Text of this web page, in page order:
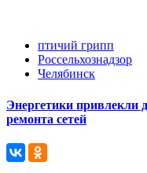
птичий грипп
Россельхознадзор
Челябинск
Энергетики привлекли
ремонта сетей